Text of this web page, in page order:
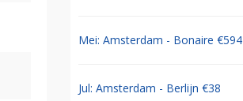
Mei: Amsterdam - Bonaire €594
Jul: Amsterdam - Berlijn €38